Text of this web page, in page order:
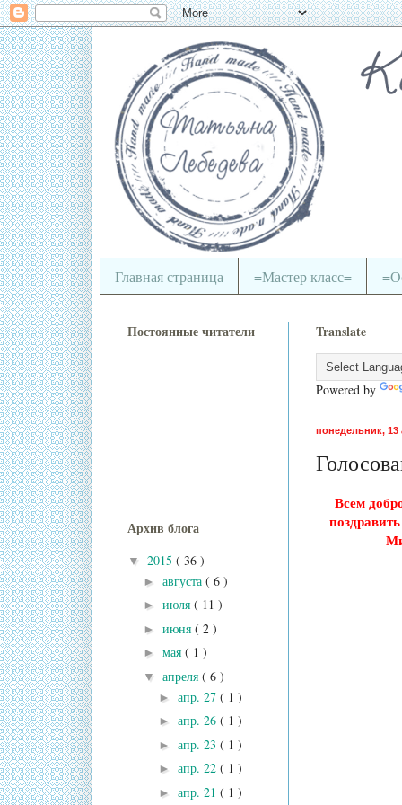
Главная страница =Мастер класс=
Translate
Powered by
понедельник, 13
Всем
Постоянные читатели
Архив блога
▼ 2015 ( 36 )
► августа ( 6 )
► июля ( 11 )
► июня ( 2 )
► мая ( 1 )
▼ апреля ( 6 )
► апр. 27 ( 1 )
► апр. 26 ( 1 )
► апр. 23 ( 1 )
► апр. 22 ( 1 )
► апр. 21 ( 1 )